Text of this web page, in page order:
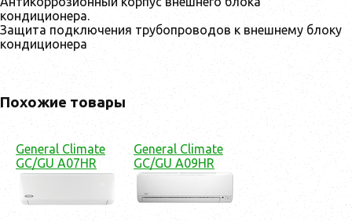
кондиционера.
Защита подключения трубопроводов к внешнему блоку
кондиционера
Похожие товары
General Climate
GC/GU A07HR
General Climate
GC/GU A09HR